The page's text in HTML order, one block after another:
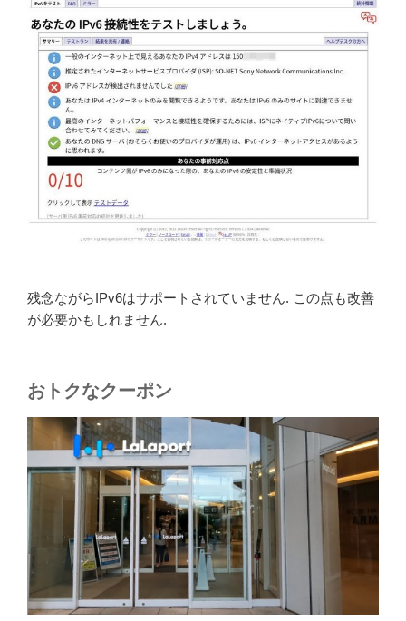
残念ながらIPv6はサポートされていません. この点も改善
が必要かもしれません.
おトクなクーポン